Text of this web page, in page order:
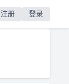
注册 登录